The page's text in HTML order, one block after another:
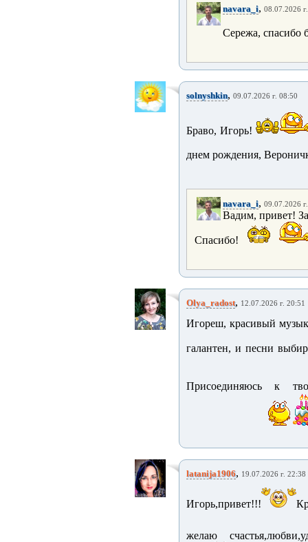
navara_i, 08.07.2026
Сережа, спасибо
solnyshkin, 09.07.2026 г. 08:50
Браво, Игорь!
днем рождения,
navara_i, 09.07.2026
Вадим, привет!
Спасибо!
Olya_radost, 12.07.2026 г. 20:51
Игореш, красивый
галантен, и песни
Присоединяюсь к
latanija1906, 19.07.2026 г. 22:38
Игорь,привет!!!
желаю